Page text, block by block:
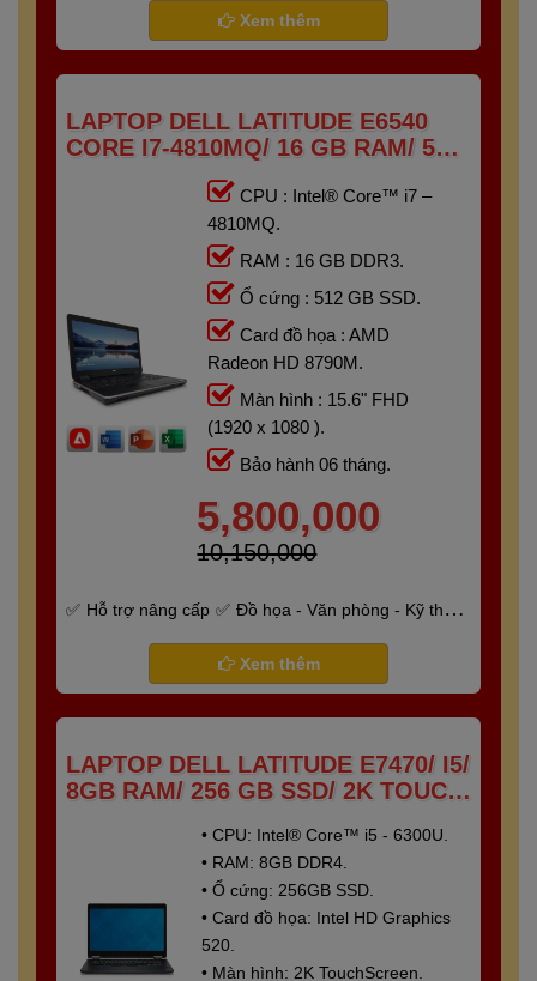
Xem thêm
LAPTOP DELL LATITUDE E6540
CORE I7-4810MQ/ 16 GB RAM/ 512
GB SSD/ AMD RADEON HD 8790M/
CPU : Intel® Core™ i7 –
4810MQ.
RAM : 16 GB DDR3.
Ổ cứng : 512 GB SSD.
Card đồ họa : AMD
Radeon HD 8790M.
Màn hình : 15.6" FHD
(1920 x 1080 ).
Bảo hành 06 tháng.
5,800,000
10,150,000
Hỗ trợ nâng cấp
Đồ họa - Văn phòng - Kỹ thuật
Bảo hành 6 tháng
Xem thêm
LAPTOP DELL LATITUDE E7470/ I5/
8GB RAM/ 256 GB SSD/ 2K TOUCH
• CPU: Intel® Core™ i5 - 6300U.
• RAM: 8GB DDR4.
• Ổ cứng: 256GB SSD.
• Card đồ họa: Intel HD Graphics
520.
• Màn hình: 2K TouchScreen.